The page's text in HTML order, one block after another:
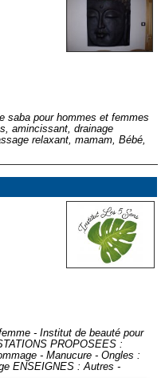
saba pour hommes et femmes
amincissant, drainage
relaxant, mamam, Bébé,
- Institut de beauté pour
PROPOSEES :
- Manucure - Ongles :
ENSEIGNES : Autres -